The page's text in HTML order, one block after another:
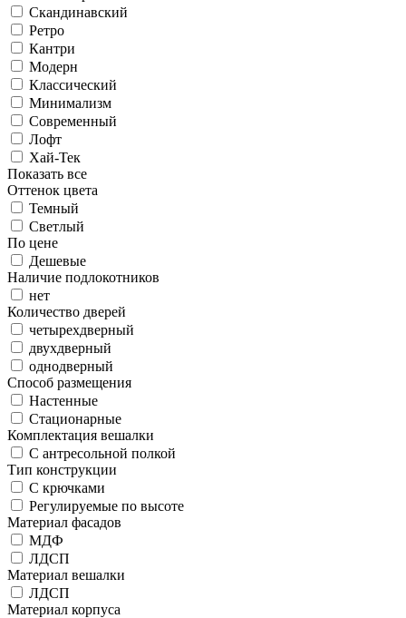
Скандинавский
Ретро
Кантри
Модерн
Классический
Минимализм
Современный
Лофт
Хай-Тек
Показать все
Оттенок цвета
Темный
Светлый
По цене
Дешевые
Наличие подлокотников
нет
Количество дверей
четырехдверный
двухдверный
однодверный
Способ размещения
Настенные
Стационарные
Комплектация вешалки
С антресольной полкой
Тип конструкции
С крючками
Регулируемые по высоте
Материал фасадов
МДФ
ЛДСП
Материал вешалки
ЛДСП
Материал корпуса